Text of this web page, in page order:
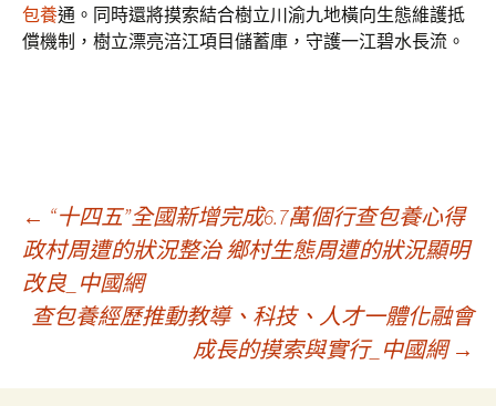
包養通。同時還將摸索結合樹立川渝九地橫向生態維護抵
償機制，樹立漂亮涪江項目儲蓄庫，守護一江碧水長流。
文
章
導
← “十四五”全國新增完成6.7萬個行查包養心得
政村周遭的狀況整治 鄉村生態周遭的狀況顯明
改良_中國網
查包養經歷推動教導、科技、人才一體化融會
成長的摸索與實行_中國網 →